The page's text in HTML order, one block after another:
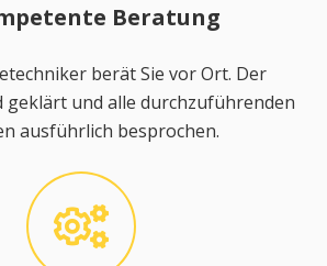
Beratung
berät Sie vor Ort. Der
geklärt und alle durchzuführenden
ausführlich besprochen.